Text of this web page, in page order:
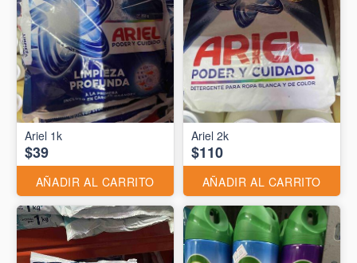
Ariel 1k
$39
AÑADIR AL CARRITO
Ariel 2k
$110
AÑADIR AL CARRITO